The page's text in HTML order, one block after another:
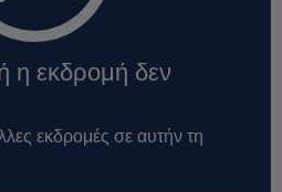
η εκδρομή δεν
εκδρομές σε αυτήν τη